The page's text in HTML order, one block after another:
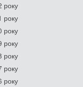
року
року
року
року
року
року
року